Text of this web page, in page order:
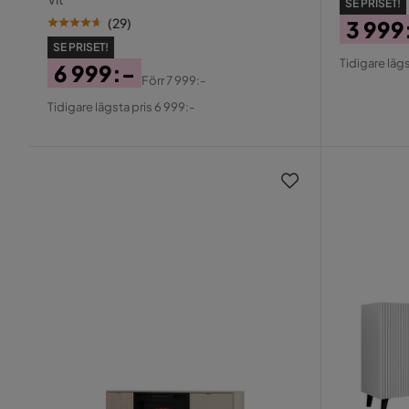
(29)
SE PRISET!
Pris
6 999:-
Original
Förr7 999:-
Tidigare lägsta pris 6 999:-
SE PRISET!
Pris
3
Tidigare